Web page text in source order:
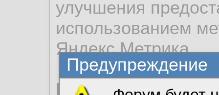
Предупреждение
улучшения
использованием
Яндекс.Метрика.
Продолжая